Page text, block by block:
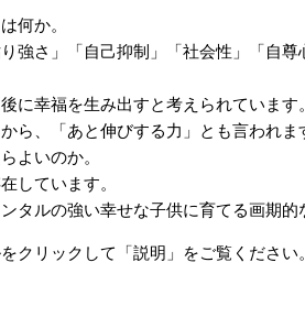
何か。
強さ」「自己抑制」「社会性」「自尊
に幸福を生み出すと考えられています。
ら、「あと伸びする力」とも言われま
よいのか。
しています。
タルの強い幸せな子供に育てる画期的
クリックして「説明」をご覧ください。